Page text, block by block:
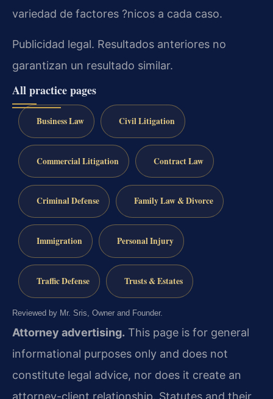
variedad de factores ?nicos a cada caso.
Publicidad legal. Resultados anteriores no
garantizan un resultado similar.
All practice pages
Business Law Civil Litigation
Commercial Litigation Contract Law
Criminal Defense Family Law & Divorce
Immigration Personal Injury
Traffic Defense Trusts & Estates
Reviewed by Mr. Sris, Owner and Founder.
Attorney advertising. This page is for general
informational purposes only and does not
constitute legal advice, nor does it create an
attorney-client relationship. Statutes and their